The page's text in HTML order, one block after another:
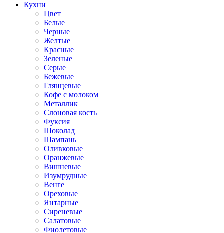
Кухни
Цвет
Белые
Черные
Желтые
Красные
Зеленые
Серые
Бежевые
Глянцевые
Кофе с молоком
Металлик
Слоновая кость
Фуксия
Шоколад
Шампань
Оливковые
Оранжевые
Вишневые
Изумрудные
Венге
Ореховые
Янтарные
Сиреневые
Салатовые
Фиолетовые